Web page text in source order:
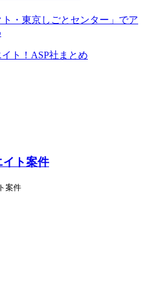
ト・東京しごとセンター」でア
イト！ASP社まとめ
イト案件
案件